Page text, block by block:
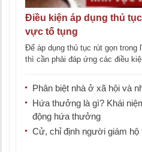
Điều kiện áp dụng thủ
vực tố tụng
Để áp dụng thủ tục rút gọn
thì cần phải đáp ứng các điều
Phân biệt nhà ở xã hội và
Hứa thưởng là gì? Khái
động hứa thưởng
Cử, chỉ định người giám